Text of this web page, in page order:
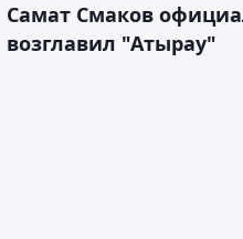
Самат Смаков
возглавил "Атырау"